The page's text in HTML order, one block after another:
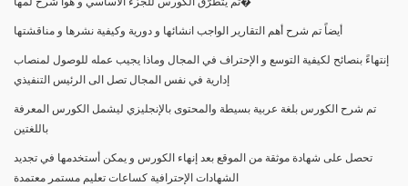
أيضاً تم شرح أهم التقارير الواجب انشائها و دورية وكيفية نشرها و مناقشتها
إنتهاءً بنصائح لكيفية التوسع و الإحتراف في المجال وماذا يجيب عمله للوصول لمنصاب
إدارية في نفس المجال تصل الى الرئيس التنفيذي
تم شرح الكورس بلغة عربية بسيطة والمحتوى بالإنجليزي ليشمل الكورس المعرفة
باللغتين
تحصل على شهادة موثقة من الموقع بعد إنهاء الكورس و يمكن أستخدمها في تجديد
الشهادات الإحترافية كساعات تعليم مستمر معتمدة